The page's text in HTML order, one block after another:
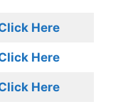
Here
Here
Here